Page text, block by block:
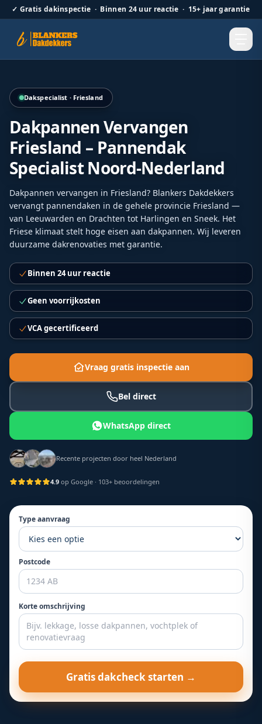
✓ Gratis dakinspectie · Binnen 24 uur reactie · 15+ jaar garantie
Dakspecialist · Friesland
Dakpannen Vervangen
Friesland – Pannendak
Specialist Noord-Nederland
Dakpannen vervangen in Friesland? Blankers Dakdekkers
vervangt pannendaken in de gehele provincie Friesland —
van Leeuwarden en Drachten tot Harlingen en Sneek. Het
Friese klimaat stelt hoge eisen aan dakpannen. Wij leveren
duurzame dakrenovaties met garantie.
Binnen 24 uur reactie
Geen voorrijkosten
VCA gecertificeerd
Vraag gratis inspectie aan
Bel direct
WhatsApp direct
Recente projecten door heel Nederland
4.9 op Google · 103+ beoordelingen
Type aanvraag
Postcode
Korte omschrijving
Gratis dakcheck starten →